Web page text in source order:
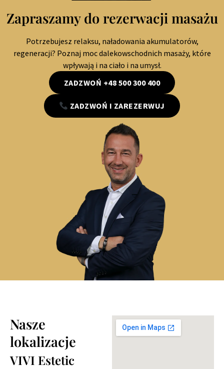
Zapraszamy do rezerwacji masażu
Potrzebujesz relaksu, naładowania akumulatorów,
regeneracji? Poznaj moc dalekowschodnich masaży, które
wpływają i na ciało i na umysł.
ZADZWOŃ +48 500 300 400
ZADZWOŃ I ZAREZERWUJ
Nasze
lokalizacje
VIVI Estetic